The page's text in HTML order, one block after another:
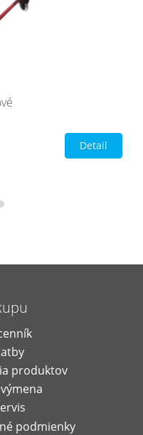
Detail
produktov
podmienky